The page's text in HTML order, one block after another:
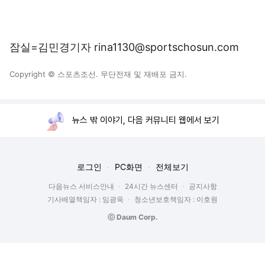
잠실=김민경기자 rina1130@sportschosun.com
Copyright © 스포츠조선. 무단전재 및 재배포 금지.
뉴스 밖 이야기, 다음 커뮤니티 웹에서 보기
로그인 PC화면 전체보기
다음뉴스 서비스안내 24시간 뉴스센터
공지사항
기사배열책임자 : 임광욱
청소년보호책임자 : 이호원
ⓒ Daum Corp.